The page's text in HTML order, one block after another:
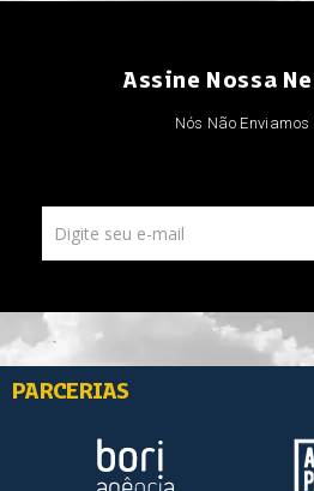
Assine Nossa
Nós Não Enviamos
PARCERIAS